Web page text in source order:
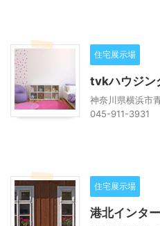
住宅展示場
tvkハウジン
神奈川県横浜市
045-911-3931
住宅展示場
港北インタ